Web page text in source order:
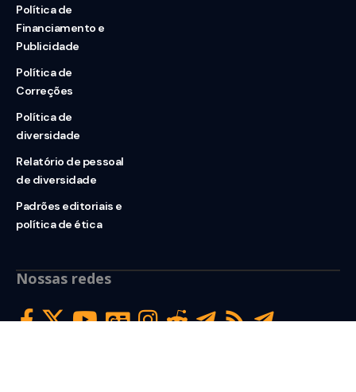
Política de
Financiamento e
Publicidade
Política de
Correções
Política de
diversidade
Relatório de pessoal
de diversidade
Padrões editoriais e
política de ética
Nossas redes